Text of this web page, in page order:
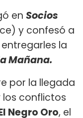
en Socios
y confesó a
la
Mañana.
por la llegada
los conflictos
Negro Oro, el